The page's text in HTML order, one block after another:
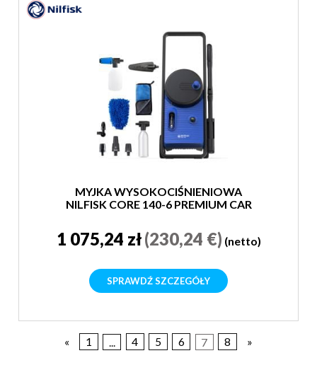
MYJKA WYSOKOCIŚNIENIOWA
NILFISK CORE 140-6 PREMIUM CAR
1 075,24 zł(230,24 €) (netto)
SPRAWDŹ SZCZEGÓŁY
« 1 4 5 6 7 8 »